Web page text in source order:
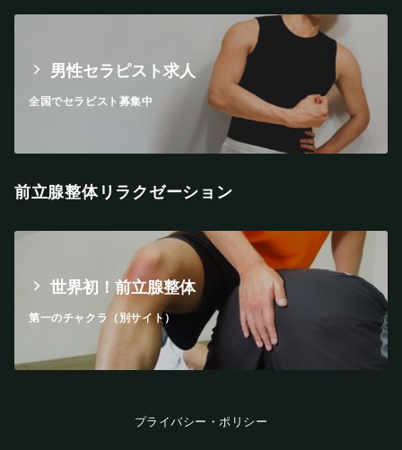
男性セラピスト求人
全国でセラピスト募集中
前立腺整体リラクゼーション
世界初！前立腺整体
第一のチャクラ（別サイト）
プライバシー・ポリシー